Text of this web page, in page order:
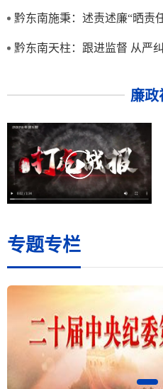
黔东南天柱：跟进监督 从严
廉政
专题专栏